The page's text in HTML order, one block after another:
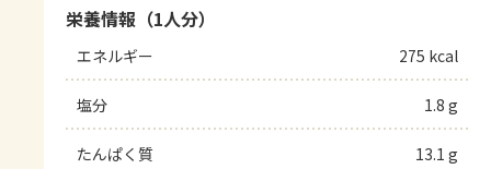
栄養情報（1人分）
エネルギー 275 kcal
塩分 1.8 g
たんぱく質 13.1 g